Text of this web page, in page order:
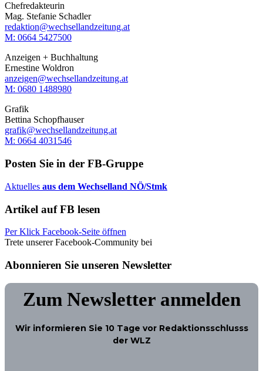
Chefredakteurin
Mag. Stefanie Schadler
redaktion@wechsellandzeitung.at
M: 0664 5427500‬
Anzeigen + Buchhaltung
Ernestine Woldron
anzeigen@wechsellandzeitung.at
M: ‭0680 1488980‬
Grafik
Bettina Schopfhauser
grafik@wechsellandzeitung.at
M: 0664 4031546
Posten Sie in der FB-Gruppe
Aktuelles aus dem Wechselland NÖ/Stmk
Artikel auf FB lesen
Per Klick Facebook-Seite öffnen
Trete unserer Facebook-Community bei
Abonnieren Sie unseren Newsletter
Zum Newsletter anmelden
Wir informieren Sie 10 Tage vor Redaktionsschlusss
der WLZ